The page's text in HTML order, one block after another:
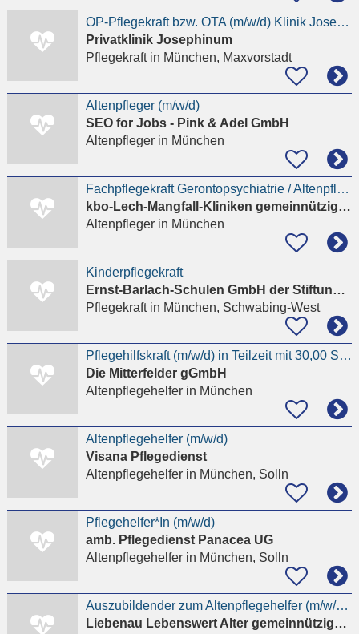
OP-Pflegekraft bzw. OTA (m/w/d) Klinik Josephinum
Privatklinik Josephinum
Pflegekraftin München, Maxvorstadt
Altenpfleger (m/w/d)
SEO for Jobs - Pink & Adel GmbH
Altenpflegerin München
Fachpflegekraft Gerontopsychiatrie / Altenpfleger / Heilerziehungspfleger (m/w/d)
kbo-Lech-Mangfall-Kliniken gemeinnützige GmbH
Altenpflegerin München
Kinderpflegekraft
Ernst-Barlach-Schulen GmbH der Stiftung Pfennigparade
Pflegekraftin München, Schwabing-West
Pflegehilfskraft (m/w/d) in Teilzeit mit 30,00 Stunden für unseren ambulanten Pflegedienst
Die Mitterfelder gGmbH
Altenpflegehelferin München
Altenpflegehelfer (m/w/d)
Visana Pflegedienst
Altenpflegehelferin München, Solln
Pflegehelfer*In (m/w/d)
amb. Pflegedienst Panacea UG
Altenpflegehelferin München, Solln
Auszubildender zum Altenpflegehelfer (m/w/d) für 2027
Liebenau Lebenswert Alter gemeinnützige GmbH - Haus St. Elisabeth